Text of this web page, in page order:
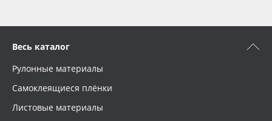
Весь каталог
Рулонные материалы
Самоклеящиеся плёнки
Листовые материалы